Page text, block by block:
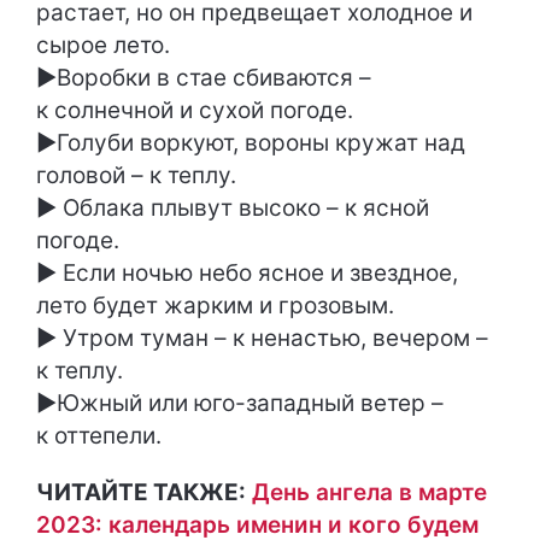
растает, но он предвещает холодное и
сырое лето.
►Воробки в стае сбиваются –
к солнечной и сухой погоде.
►Голуби воркуют, вороны кружат над
головой – к теплу.
► Облака плывут высоко – к ясной
погоде.
► Если ночью небо ясное и звездное,
лето будет жарким и грозовым.
► Утром туман – к ненастью, вечером –
к теплу.
►Южный или юго-западный ветер –
к оттепели.
ЧИТАЙТЕ ТАКЖЕ: День ангела в марте
2023: календарь именин и кого будем